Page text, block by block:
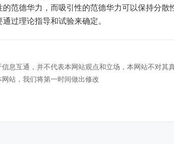
范德华力，而吸引性的范德华力可以保持分
过理论指导和试验来确定。
息互通，并不代表本网站观点和立场，本网站不对
站，我们将第一时间做出修改